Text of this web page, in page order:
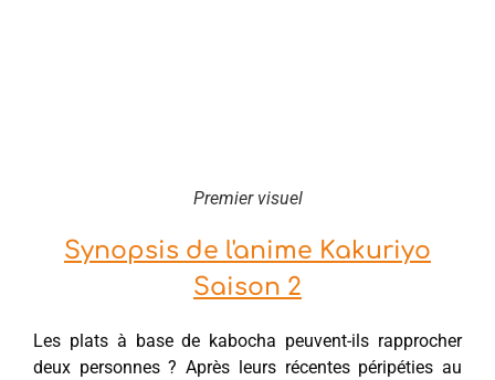
Premier visuel
Synopsis de l'anime Kakuriyo
Saison 2
Les plats à base de kabocha peuvent-ils rapprocher
deux personnes ? Après leurs récentes péripéties au